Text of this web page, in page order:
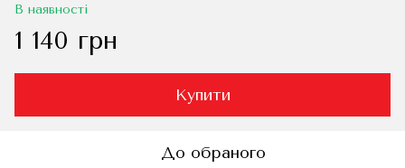
В наявності
1 140 грн
Купити
До обраного